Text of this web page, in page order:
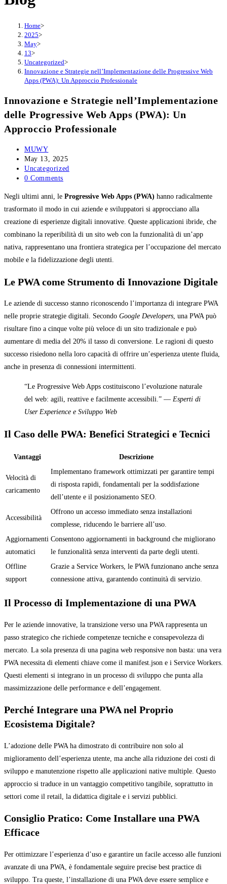
Home>
2025>
May>
13>
Uncategorized>
Innovazione e Strategie nell’Implementazione delle Progressive Web
Apps (PWA): Un Approccio Professionale
Innovazione e Strategie nell’Implementazione
delle Progressive Web Apps (PWA): Un
Approccio Professionale
Post
author:
MUWY
Post
published:
May 13, 2025
Post
category:
Uncategorized
Post
0 Comments
Negli ultimi anni, le Progressive Web Apps (PWA) hanno radicalmente
trasformato il modo in cui aziende e sviluppatori si approcciano alla
creazione di esperienze digitali innovative. Queste applicazioni ibride, che
combinano la reperibilità di un sito web con la funzionalità di un’app
nativa, rappresentano una frontiera strategica per l’occupazione del mercato
mobile e la fidelizzazione degli utenti.
Le PWA come Strumento di Innovazione Digitale
Le aziende di successo stanno riconoscendo l’importanza di integrare PWA
nelle proprie strategie digitali. Secondo Google Developers, una PWA può
risultare fino a cinque volte più veloce di un sito tradizionale e può
aumentare di media del 20% il tasso di conversione. Le ragioni di questo
successo risiedono nella loro capacità di offrire un’esperienza utente fluida,
anche in presenza di connessioni intermittenti.
“Le Progressive Web Apps costituiscono l’evoluzione naturale
del web: agili, reattive e facilmente accessibili.” — Esperti di
User Experience e Sviluppo Web
Il Caso delle PWA: Benefici Strategici e Tecnici
Vantaggi Descrizione
Velocità di
caricamento
Implementano framework ottimizzati per garantire tempi
di risposta rapidi, fondamentali per la soddisfazione
dell’utente e il posizionamento SEO.
Accessibilità
Offrono un accesso immediato senza installazioni
complesse, riducendo le barriere all’uso.
Aggiornamenti
automatici
Consentono aggiornamenti in background che migliorano
le funzionalità senza interventi da parte degli utenti.
Offline
support
Grazie a Service Workers, le PWA funzionano anche senza
connessione attiva, garantendo continuità di servizio.
Il Processo di Implementazione di una PWA
Per le aziende innovative, la transizione verso una PWA rappresenta un
passo strategico che richiede competenze tecniche e consapevolezza di
mercato. La sola presenza di una pagina web responsive non basta: una vera
PWA necessita di elementi chiave come il manifest.json e i Service Workers.
Questi elementi si integrano in un processo di sviluppo che punta alla
massimizzazione delle performance e dell’engagement.
Perché Integrare una PWA nel Proprio
Ecosistema Digitale?
L’adozione delle PWA ha dimostrato di contribuire non solo al
miglioramento dell’esperienza utente, ma anche alla riduzione dei costi di
sviluppo e manutenzione rispetto alle applicazioni native multiple. Questo
approccio si traduce in un vantaggio competitivo tangibile, soprattutto in
settori come il retail, la didattica digitale e i servizi pubblici.
Consiglio Pratico: Come Installare una PWA
Efficace
Per ottimizzare l’esperienza d’uso e garantire un facile accesso alle funzioni
avanzate di una PWA, è fondamentale seguire precise best practice di
sviluppo. Tra queste, l’installazione di una PWA deve essere semplice e